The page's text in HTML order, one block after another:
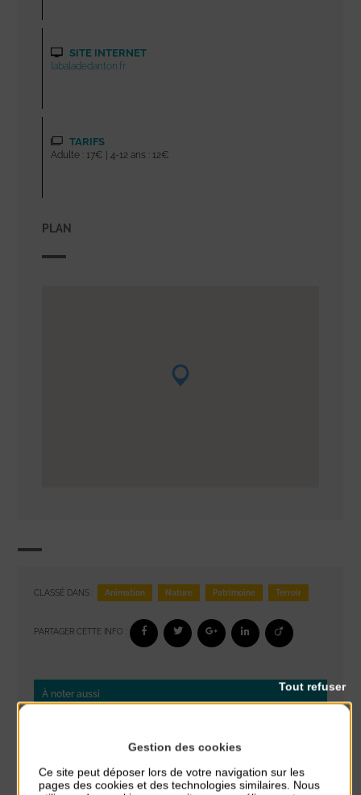
SITE INTERNET
labaladedanton.fr
TARIFS
Adulte : 17€ | 4-12 ans : 12€
PLAN
CLASSÉ DANS : Animation Nature Patrimoine Terroir
PARTAGER CETTE INFO :
À noter aussi
Gestion des cookies
Ce site peut déposer lors de votre navigation sur les
pages des cookies et des technologies similaires. Nous
Tout refuser